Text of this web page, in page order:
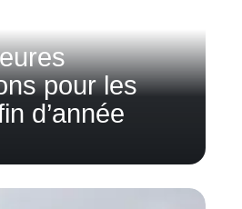
pour les
d’année